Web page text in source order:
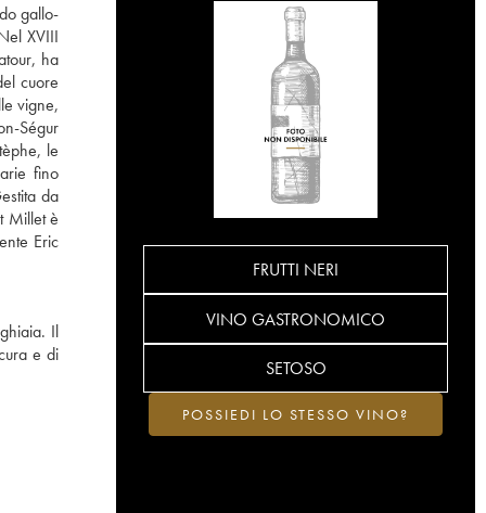
gallo-
XVIII
ha
cuore
vigne,
Ségur
le
fino
da
Millet è
Eric
Il
e di
FRUTTI NERI
VINO GASTRONOMICO
SETOSO
POSSIEDI LO STESSO VINO?